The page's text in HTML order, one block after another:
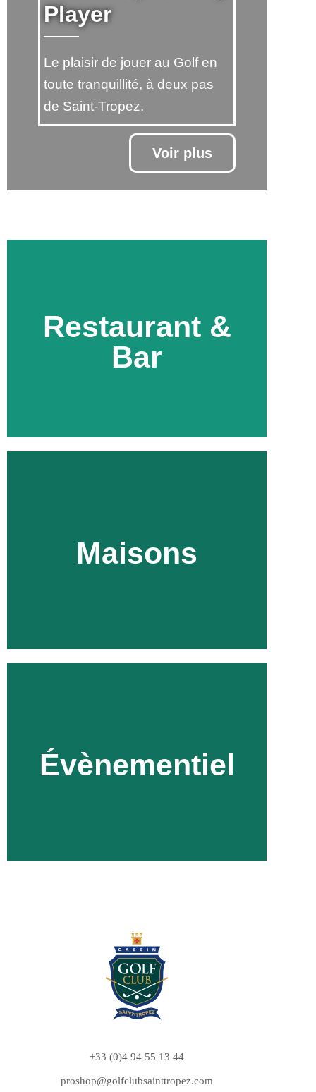
Player
Le plaisir de jouer au Golf en
toute tranquillité, à deux pas
de Saint-Tropez.
Voir plus
Restaurant &
Bar
Découvrir
Maisons
Découvrir
Évènementiel
Découvrir
+33 (0)4 94 55 13 44
proshop@golfclubsainttropez.com